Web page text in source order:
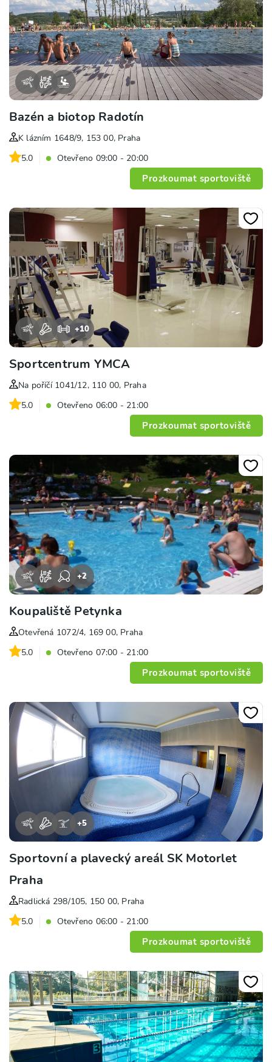
Bazén a biotop Radotín
K lázním 1648/9, 153 00, Praha
5.0
Otevřeno 09:00 - 20:00
Prozkoumat sportoviště
+10
Sportcentrum YMCA
Na poříčí 1041/12, 110 00, Praha
5.0
Otevřeno 06:00 - 21:00
Prozkoumat sportoviště
+2
Koupaliště Petynka
Otevřená 1072/4, 169 00, Praha
5.0
Otevřeno 07:00 - 21:00
Prozkoumat sportoviště
+5
Sportovní a plavecký areál SK Motorlet
Praha
Radlická 298/105, 150 00, Praha
5.0
Otevřeno 06:00 - 21:00
Prozkoumat sportoviště